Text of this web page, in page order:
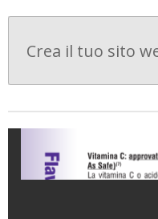
Crea il tuo sito